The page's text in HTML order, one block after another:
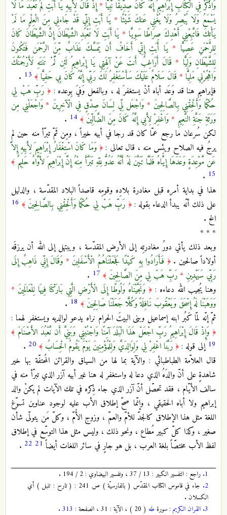
وَاذْكُرْ فِي الْكِتَابِ إِبْرَاهِيمَ إِنَّهُ كَانَ صِدِّيقًا نَّبِيًّا *إِذْ قَالَ لِأَبِيهِ يَا أَبَتِ لِمَ تَعْبُدُ مَا لَا
يَسْمَعُ وَلَا يُبْصِرُ وَلَا يُغْنِي عَنكَ شَيْئًا *يَا أَبَتِ إِنِّي قَدْ جَاءنِي مِنَ الْعِلْمِ مَا لَمْ
يَأْتِكَ فَاتَّبِعْنِي أَهْدِكَ صِرَاطًا سَوِيًّا * يَا أَبَتِ لَا تَعْبُدِ الشَّيْطَانَ إِنَّ الشَّيْطَانَ كَانَ
لِلرَّحْمَنِ عَصِيًّا *يَا أَبَتِ إِنِّي أَخَافُ أَن يَمَسَّكَ عَذَابٌ مِّنَ الرَّحْمَن فَتَكُونَ
لِلشَّيْطَانِ وَلِيًّا * قَالَ أَرَاغِبٌ أَنتَ عَنْ آلِهَتِي يَا إِبْراهِيمُ لَئِن لَّمْ تَنتَهِ لَأَرْجُمَنَّكَ
وَاهْجُرْنِي مَلِيًّا * قَالَ سَلَامٌ عَلَيْكَ سَأَسْتَغْفِرُ لَكَ رَبِّي إِنَّهُ كَانَ بِي حَفِيًّا ﴾ 13
.
فإبراهيم هنا قد وَعَد أباه أنْ يستغفرَ له ، وبالفعل وَفيَ بِوعده : ﴿ رَبِّ هَبْ لِي
حُكْمًا وَأَلْحِقْنِي بِالصَّالِحِينَ * وَاجْعَل لِّي لِسَانَ صِدْقٍ فِي الْآخِرِينَ *وَاجْعَلْنِي مِن
وَرَثَةِ جَنَّةِ النَّعِيمِ *وَاغْفِرْ لِأَبِي إِنَّهُ كَانَ مِنَ الضَّالِّينَ ﴾ 14
.
لكن سُرعان ما رجع عمّا كان قد رجا في أبيه خيراً ، ومِن ثَمّ تبرّأ منه حين لم
يرجُ فيه الصلاح ويئِس منه ، قال تعالى : ﴿ وَمَا كَانَ اسْتِغْفَارُ إِبْرَاهِيمَ لِأَبِيهِ إِلاَّ
عَن مَّوْعِدَةٍ وَعَدَهَا إِيَّاهُ فَلَمَّا تَبَيَّنَ لَهُ أَنَّهُ عَدُوٌّ لِلّهِ تَبَرَّأَ مِنْهُ إِنَّ إِبْرَاهِيمَ لأوَّاهٌ حَلِيمٌ ﴾
15
.
هذا في بداية أمره قبل مغادرة بلادِه وقومِه قاصداً البلاد المقدّسة ، والدليل
على ذلك أنّه يبدأ الدعاء بقوله :﴿ رَبِّ هَبْ لِي حُكْمًا وَأَلْحِقْنِي بِالصَّالِحِينَ ﴾ 16
الخ .
* * *
وبعد ذلك يأتي دورُ مغادرتِه إلى الأرض المقدّسة ، ويبتهل إلى الله أن يرزقَه
أولاداً صالحين .﴿ فَأَرَادُوا بِهِ كَيْدًا فَجَعَلْنَاهُمُ الْأَسْفَلِينَ* وَقَالَ إِنِّي ذَاهِبٌ إِلَى
رَبِّي سَيَهْدِينِ *رَبِّ هَبْ لِي مِنَ الصَّالِحِينَ ﴾ 17
.
وهنا يُجيب الله دعاءه : ﴿ وَنَجَّيْنَاهُ وَلُوطًا إِلَى الْأَرْضِ الَّتِي بَارَكْنَا فِيهَا لِلْعَالَمِينَ *
وَوَهَبْنَا لَهُ إِسْحَقَ وَيَعْقُوبَ نَافِلَةً وَكُلًّا جَعَلْنَا صَالِحِينَ ﴾ 18
.
ثمّ إنّه لمّا كَبُر ابنه إسماعيل وبنى البيتَ الحرام نراه يدعو لوالديه ويستغفر لهما :
﴿ وَإِذْ قَالَ إِبْرَاهِيمُ رَبِّ اجْعَلْ هَذَا الْبَلَدَ آمِنًا وَاجْنُبْنِي وَبَنِيَّ أَن نَّعْبُدَ الأَصْنَامَ ﴾
19 إلى قوله : ﴿ رَبَّنَا اغْفِرْ لِي وَلِوَالِدَيَّ وَلِلْمُؤْمِنِينَ يَوْمَ يَقُومُ الْحِسَابُ ﴾ 20
.
قال العلاّمة الطباطبائي : والآية بما لها من السياق والقرائن المُحتفّة بها خير
شاهدةٍ على أنّ والدَهُ الذي دعا له واستغفر له هنا غير أبيه آزر الذي تبرّأ منه في
سالف الأيّام ، فقد تحصّل أنّ آزر الذي جاء ذِكره في تلك الآيات لم يكنْ والد
إبراهيم ولا أباه الحقيقي ، وإنّما صحّ إطلاق الأب عليه لوجود عناوين تسوّغ
اللغة مثل هذا الإطلاق كالجدّ للأمّ والعمّ ، وزوج الأُمّ ، وكلّ مَن يتولّى شأن
صغير ، وكذا كلّ كبير مُطاع ، ونحو ذلك ، وليس مثل هذا التوسّع في إطلاق
لفظ الأب مختصّاً بلغة العرب ، بل هو جارٍ في سائر اللغات أيضاً 21
22
.
1. راجع : التفسير الكبير : 13 / 37 ، وتفسير البيضاوي : 2 / 194 .
2.
جاء في قاموس الكتاب المقدّس ( بالفارسيّة ) ص 241 : ( تارح : تنبل ) أي
الكسلان .
3. القران الكريم : سورة طه ( 20 ) ، الآية : 31 ، الصفحة : 313
.